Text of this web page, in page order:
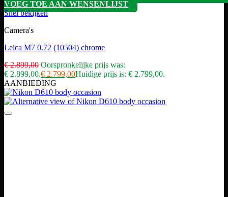
VOEG TOE AAN WENSENLIJST
Snel bekijken
Camera's
Leica M7 0.72 (10504) chrome
€2.899,00 Oorspronkelijke prijs was:
€ 2.899,00.€ 2.799,00Huidige prijs is: € 2.799,00.
AANBIEDING